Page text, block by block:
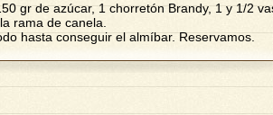
gr de azúcar, 1 chorretón Brandy, 1 y 1/2
rama de canela.
hasta conseguir el almíbar. Reservamos.